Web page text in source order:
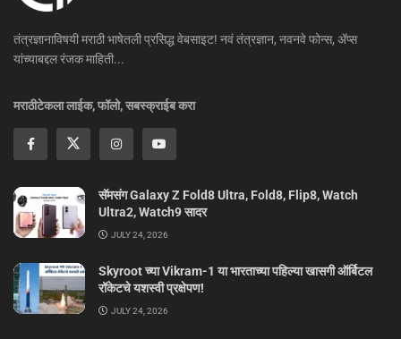
तंत्रज्ञानाविषयी मराठी भाषेतली प्रसिद्ध वेबसाइट! नवं तंत्रज्ञान, नवनवे फोन्स, ॲप्स
यांच्याबद्दल रंजक माहिती...
मराठीटेकला लाईक, फॉलो, सबस्क्राईब करा
सॅमसंग Galaxy Z Fold8 Ultra, Fold8, Flip8, Watch
Ultra2, Watch9 सादर
JULY 24, 2026
Skyroot च्या Vikram-1 या भारताच्या पहिल्या खासगी ऑर्बिटल
रॉकेटचे यशस्वी प्रक्षेपण!
JULY 24, 2026